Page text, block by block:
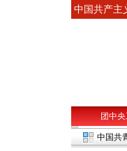
中国共产
团中
中国共